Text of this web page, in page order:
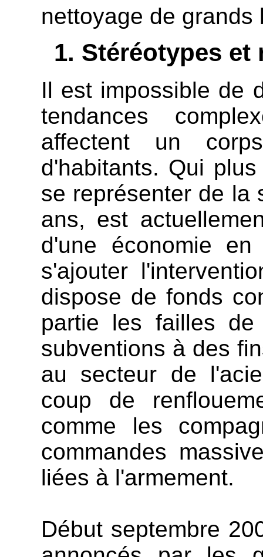
nettoyage de
Stéréotypes et
Il est impossible de
tendances
affectent un
d'habitants. Qui
se représenter de la
ans, est
d'une économie
s'ajouter
dispose de fonds
partie les failles
subventions à des
au secteur de
coup de
comme les
commandes
liées à l'armement.
Début septembre